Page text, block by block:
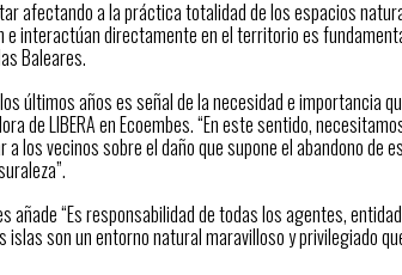
afectando a la práctica totalidad de los espacios
interactúan directamente en el territorio es
Baleares.
últimos años es señal de la necesidad e importancia
de LIBERA en Ecoembes. “En este sentido,
los vecinos sobre el daño que supone el abandono de
añade “Es responsabilidad de todas los agentes,
son un entorno natural maravilloso y privilegiado